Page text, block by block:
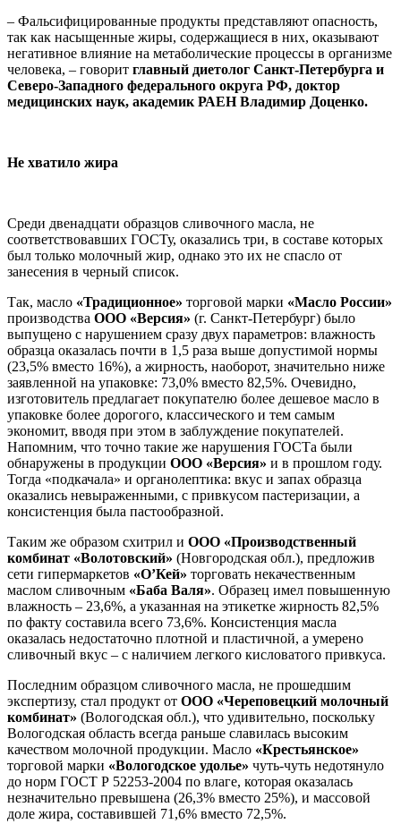
– Фальсифицированные продукты представляют опасность,
так как насыщенные жиры, содержащиеся в них, оказывают
негативное влияние на метаболические процессы в организме
человека, – говорит главный диетолог Санкт-Петербурга и
Северо-Западного федерального округа РФ, доктор
медицинских наук, академик РАЕН Владимир Доценко.
Не хватило жира
Среди двенадцати образцов сливочного масла, не
соответствовавших ГОСТу, оказались три, в составе которых
был только молочный жир, однако это их не спасло от
занесения в черный список.
Так, масло «Традиционное» торговой марки «Масло России»
производства ООО «Версия» (г. Санкт-Петербург) было
выпущено с нарушением сразу двух параметров: влажность
образца оказалась почти в 1,5 раза выше допустимой нормы
(23,5% вместо 16%), а жирность, наоборот, значительно ниже
заявленной на упаковке: 73,0% вместо 82,5%. Очевидно,
изготовитель предлагает покупателю более дешевое масло в
упаковке более дорогого, классического и тем самым
экономит, вводя при этом в заблуждение покупателей.
Напомним, что точно такие же нарушения ГОСТа были
обнаружены в продукции ООО «Версия» и в прошлом году.
Тогда «подкачала» и органолептика: вкус и запах образца
оказались невыраженными, с привкусом пастеризации, а
консистенция была пастообразной.
Таким же образом схитрил и ООО «Производственный
комбинат «Волотовский» (Новгородская обл.), предложив
сети гипермаркетов «О’Кей» торговать некачественным
маслом сливочным «Баба Валя». Образец имел повышенную
влажность – 23,6%, а указанная на этикетке жирность 82,5%
по факту составила всего 73,6%. Консистенция масла
оказалась недостаточно плотной и пластичной, а умерено
сливочный вкус – с наличием легкого кисловатого привкуса.
Последним образцом сливочного масла, не прошедшим
экспертизу, стал продукт от ООО «Череповецкий молочный
комбинат» (Вологодская обл.), что удивительно, поскольку
Вологодская область всегда раньше славилась высоким
качеством молочной продукции. Масло «Крестьянское»
торговой марки «Вологодское удолье» чуть-чуть недотянуло
до норм ГОСТ Р 52253-2004 по влаге, которая оказалась
незначительно превышена (26,3% вместо 25%), и массовой
доле жира, составившей 71,6% вместо 72,5%.